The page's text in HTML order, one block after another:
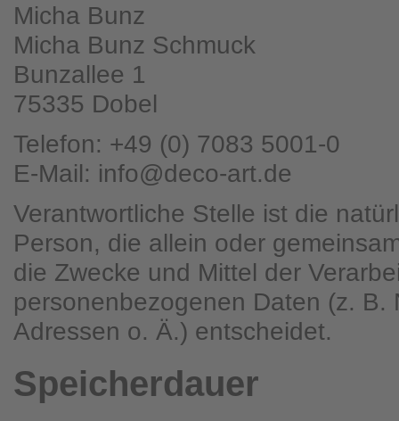
Micha Bunz
Micha Bunz Schmuck
Bunzallee 1
75335 Dobel
Telefon: +49 (0) 7083 5001-0
E-Mail: info@deco-art.de
Verantwortliche Stelle ist die
Person, die allein oder
die Zwecke und Mittel der
personenbezogenen Daten (z. B.
Adressen o. Ä.) entscheidet.
Speicherdauer